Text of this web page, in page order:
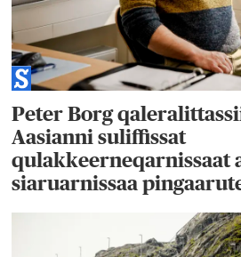
Peter Borg
Aasianni suliffissat
qulakkeerneqarnissaat
siaruarnissaa